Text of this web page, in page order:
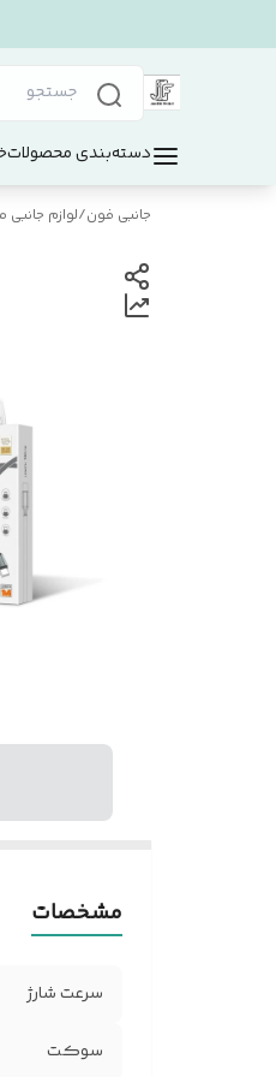
دسته‌بندی محصولات
جانبی فون/لوازم جانبی
مشخصات
سرعت شارژ
سوکت